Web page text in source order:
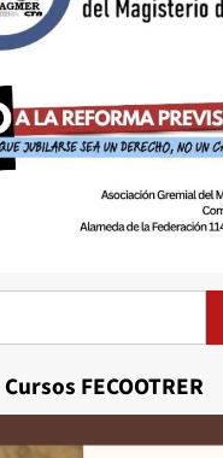
Cursos FECOOTRER